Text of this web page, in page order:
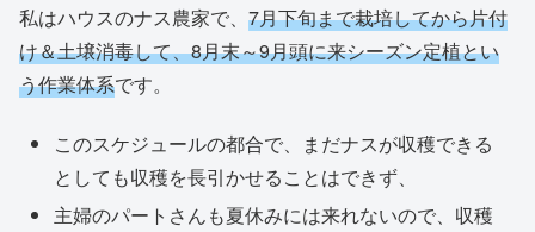
私はハウスのナス農家で、 7月下旬まで栽培してから片付
け＆土壌消毒して、8月末～9月頭に来シーズン定植とい
う作業体系です。
このスケジュールの都合で、まだナスが収穫できる
としても収穫を長引かせることはできず、
主婦のパートさんも夏休みには来れないので、収穫